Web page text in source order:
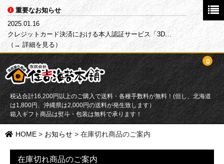
重要なお知らせ
2025.01.16
クレジットカード決済における本人認証サービス「3D…
（→ 詳細を見る）
税込合計16,200円以上のご購入で送料・各種手数料が無料！(但し、北海道
は1,800円、沖縄県は2,000円の送料が発生致します）
箱入ギフト商品は熨斗・包装は無料で承ります！
0
HOME
商品一覧
HOME > お知らせ > 在庫切れ商品のご案内
在庫切れ商品のご案内